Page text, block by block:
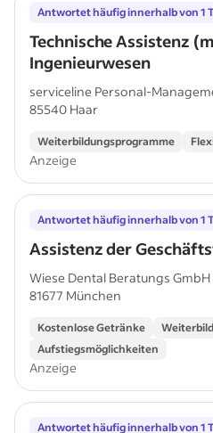
Technische Assistenz
Ingenieurwesen
Antwortet häufig innerhalb von 1
serviceline Personal-
& Co....
85540 Haar
Weiterbildungsprogramme
Anzeige
Assistenz der
Antwortet häufig innerhalb von 1
Wiese Dental Beratungs GmbH
81677 München
Kostenlose Getränke
Aufstiegsmöglichkeiten
Anzeige
Antwortet häufig innerhalb von 1